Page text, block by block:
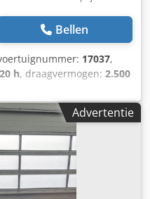
Bellen
17037,
20 h, draagvermogen: 2.500
hefhoogte:
elektrisch,
2.180 mm,
1.200 mm,
18X7-8
Serienummer: FBA47-
Eoha Specificaties batterij:
Advertentie